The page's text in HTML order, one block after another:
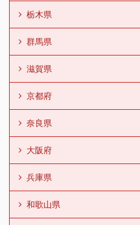
栃木県
群馬県
滋賀県
京都府
奈良県
大阪府
兵庫県
和歌山県